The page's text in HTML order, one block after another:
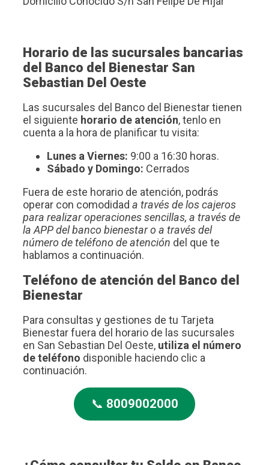
Horario de las sucursales bancarias
del Banco del Bienestar San
Sebastian Del Oeste
Las sucursales del Banco del Bienestar tienen
el siguiente horario de atención, tenlo en
cuenta a la hora de planificar tu visita:
Lunes a Viernes: 9:00 a 16:30 horas.
Sábado y Domingo: Cerrados
Fuera de este horario de atención, podrás
operar con comodidad a través de los cajeros
para realizar operaciones sencillas, a través de
la APP del banco bienestar o a través del
número de teléfono de atención del que te
hablamos a continuación.
Teléfono de atención del Banco del
Bienestar
Para consultas y gestiones de tu Tarjeta
Bienestar fuera del horario de las sucursales
en San Sebastian Del Oeste, utiliza el número
de teléfono disponible haciendo clic a
continuación.
📞 8009002000